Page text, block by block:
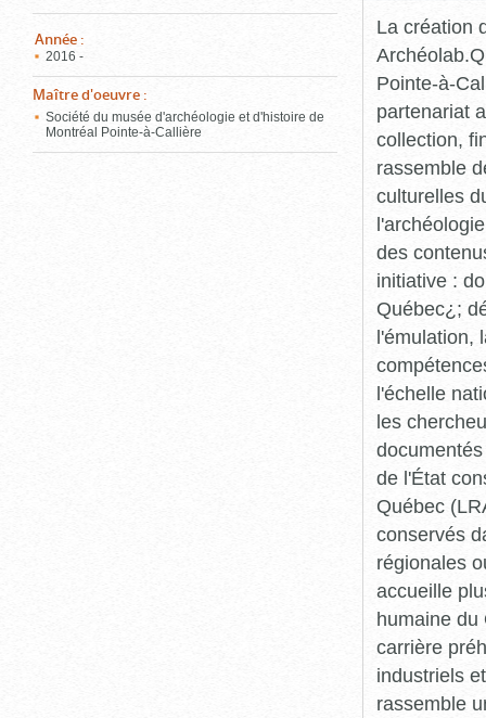
Année :
2016 -
Maître d'oeuvre :
Société du musée d'archéologie et d'histoire de
Montréal Pointe-à-Callière
La création
Pointe-à-
partenariat
collection,
rassemble
culturelles
des
initiative :
Québec¿;
l'émulation,
l'échelle
les
de l'État
Québec
conservés
régionales
accueille
humaine du
carrière
industriels
rassemble